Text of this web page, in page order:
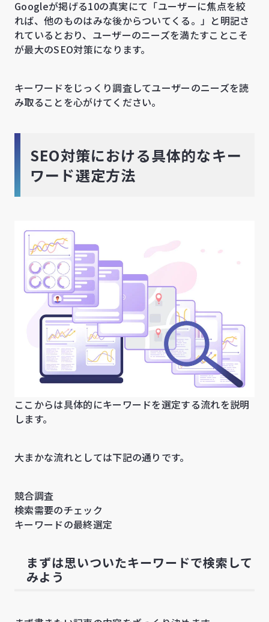
Googleが掲げる10の真実にて「ユーザーに焦点を絞
れば、他のものはみな後からついてくる。」と明記さ
れているとおり、ユーザーのニーズを満たすことこそ
が最大のSEO対策になります。
キーワードをじっくり調査してユーザーのニーズを読
み取ることを心がけてください。
SEO対策における具体的なキー
ワード選定方法
ここからは具体的にキーワードを選定する流れを説明
します。
大まかな流れとしては下記の通りです。
競合調査
検索需要のチェック
キーワードの最終選定
まずは思いついたキーワードで検索して
みよう